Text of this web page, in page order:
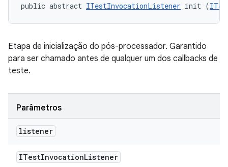
public abstract ITestInvocationListener init (
Etapa de inicialização do pós-processador. Garantido
para ser chamado antes de qualquer um dos callbacks de
teste.
Parâmetros
listener
ITestInvocationListener